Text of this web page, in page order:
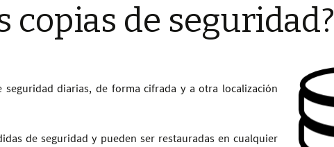
copias de seguridad?
diarias, de forma cifrada y a otra localización
de seguridad y pueden ser restauradas en cualquier